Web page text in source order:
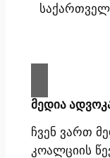
მედია
ჩვენ ვართ
კოალციის